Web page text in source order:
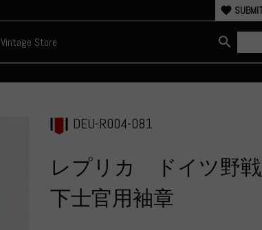
favorite
Vintage Store search
DEU-R004-081
レプリカ ドイツ野
下士官用袖章